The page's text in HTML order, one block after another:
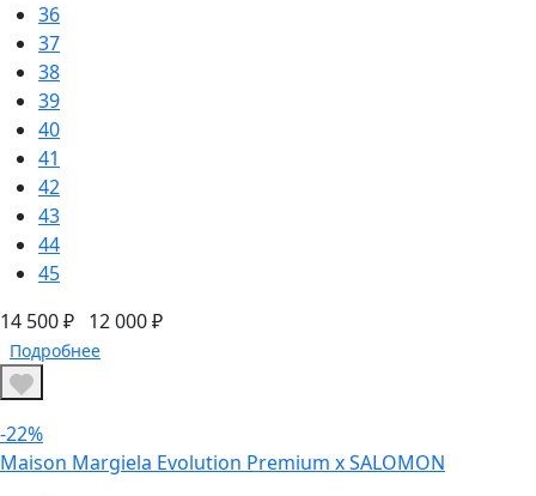
36
37
38
39
40
41
42
43
44
45
14 500 ₽ 12 000 ₽
Подробнее
-22%
Maison Margiela Evolution Premium х SALOMON